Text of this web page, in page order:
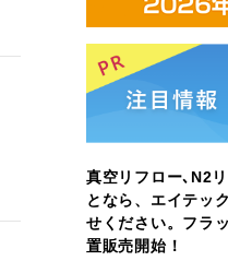
真空リフロー､N2
となら、エイテッ
せください。フラ
置販売開始！